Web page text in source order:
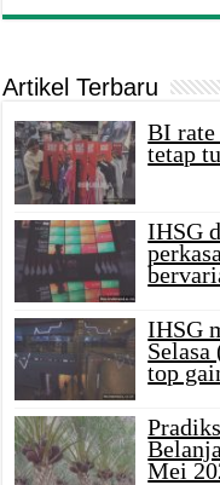
Artikel Terbaru
BI
tetap
IHSG
IHSG
top
Mei